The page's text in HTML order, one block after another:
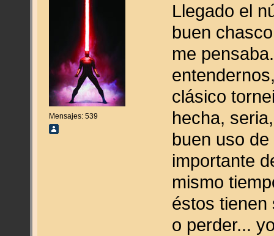
Mensajes: 539
Llegado el
buen
me
clásico
hecha,
buen uso
importante
mismo
éstos tienen
o perder...